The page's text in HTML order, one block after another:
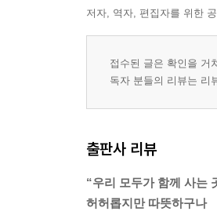
저자, 역자, 편집자를 위한
접수된 글은 확인을 거
독자 분들의 리뷰는 리
출판사 리뷰
“우리 모두가 함께 사는
허허롭지만 따뜻하구나